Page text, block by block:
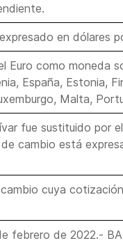
en dólares
Euro como moneda
España, Estonia,
Malta,
fue sustituido por
cambio está
cuya
febrero de 2022.-